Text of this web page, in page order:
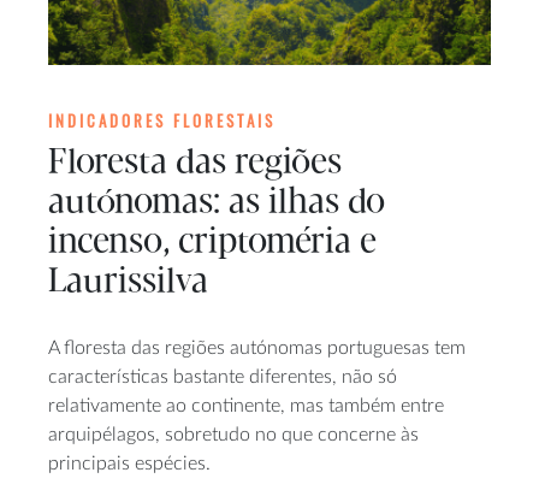
INDICADORES FLORESTAIS
Floresta das regiões
autónomas: as ilhas do
incenso, criptoméria e
Laurissilva
A floresta das regiões autónomas portuguesas tem
características bastante diferentes, não só
relativamente ao continente, mas também entre
arquipélagos, sobretudo no que concerne às
principais espécies.